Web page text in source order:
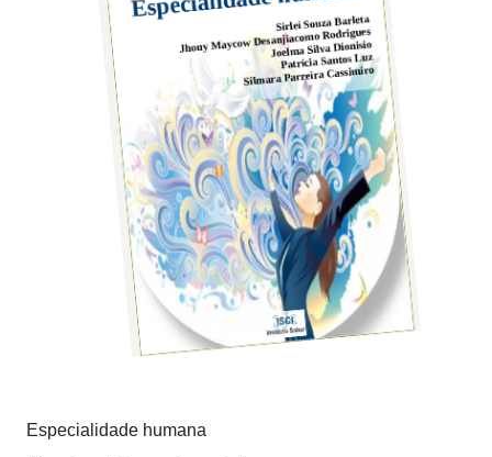
Especialidade humana